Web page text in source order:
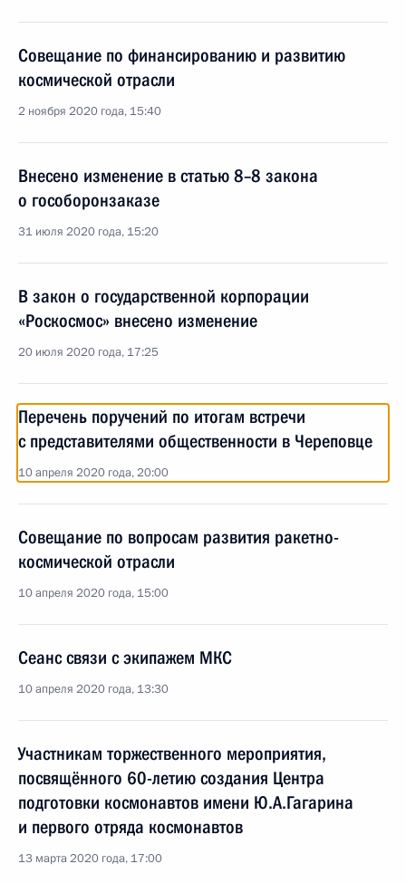
Совещание по финансированию и развитию
космической отрасли
2 ноября 2020 года, 15:40
Внесено изменение в статью 8–8 закона
о гособоронзаказе
31 июля 2020 года, 15:20
В закон о государственной корпорации
«Роскосмос» внесено изменение
20 июля 2020 года, 17:25
Перечень поручений по итогам встречи
с представителями общественности в Череповце
10 апреля 2020 года, 20:00
Совещание по вопросам развития ракетно-
космической отрасли
10 апреля 2020 года, 15:00
Сеанс связи с экипажем МКС
10 апреля 2020 года, 13:30
Участникам торжественного мероприятия,
посвящённого 60-летию создания Центра
подготовки космонавтов имени Ю.А.Гагарина
и первого отряда космонавтов
13 марта 2020 года, 17:00